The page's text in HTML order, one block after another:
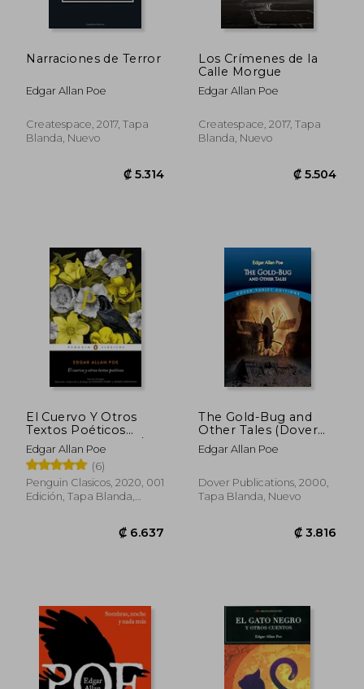
Narraciones de Terror
Edgar Allan Poe
Createspace, 2017, Tapa
Blanda, Nuevo
Los Crímenes de la
Calle Morgue
Edgar Allan Poe
Createspace, 2017, Tapa
Blanda, Nuevo
El Cuervo Y Otros
Textos Poéticos
(Bilingual Edition) /
The Raven and Other
Poet IC Texts
Edgar Allan Poe
(6)
Penguin Clasicos, 2020, 001
Edición, Tapa Blanda,
The Gold-Bug and
Other Tales (Dover
Thrift Editions) (en
Inglés)
Edgar Allan Poe
Dover Publications, 2000,
Tapa Blanda, Nuevo